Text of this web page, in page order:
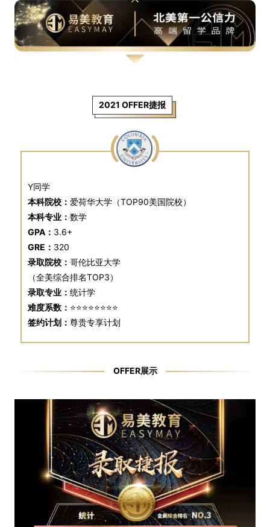
2021 OFFER捷报
Y同学
本科院校： 爱荷华大学（TOP90美国院校）
本科专业： 数学
GPA： 3.6+
GRE： 320
录取院校： 哥伦比亚大学
（全美综合排名TOP3）
录取专业： 统计学
难度系数： ⭐⭐⭐⭐⭐⭐⭐⭐
签约计划： 尊贵专享计划
OFFER展示